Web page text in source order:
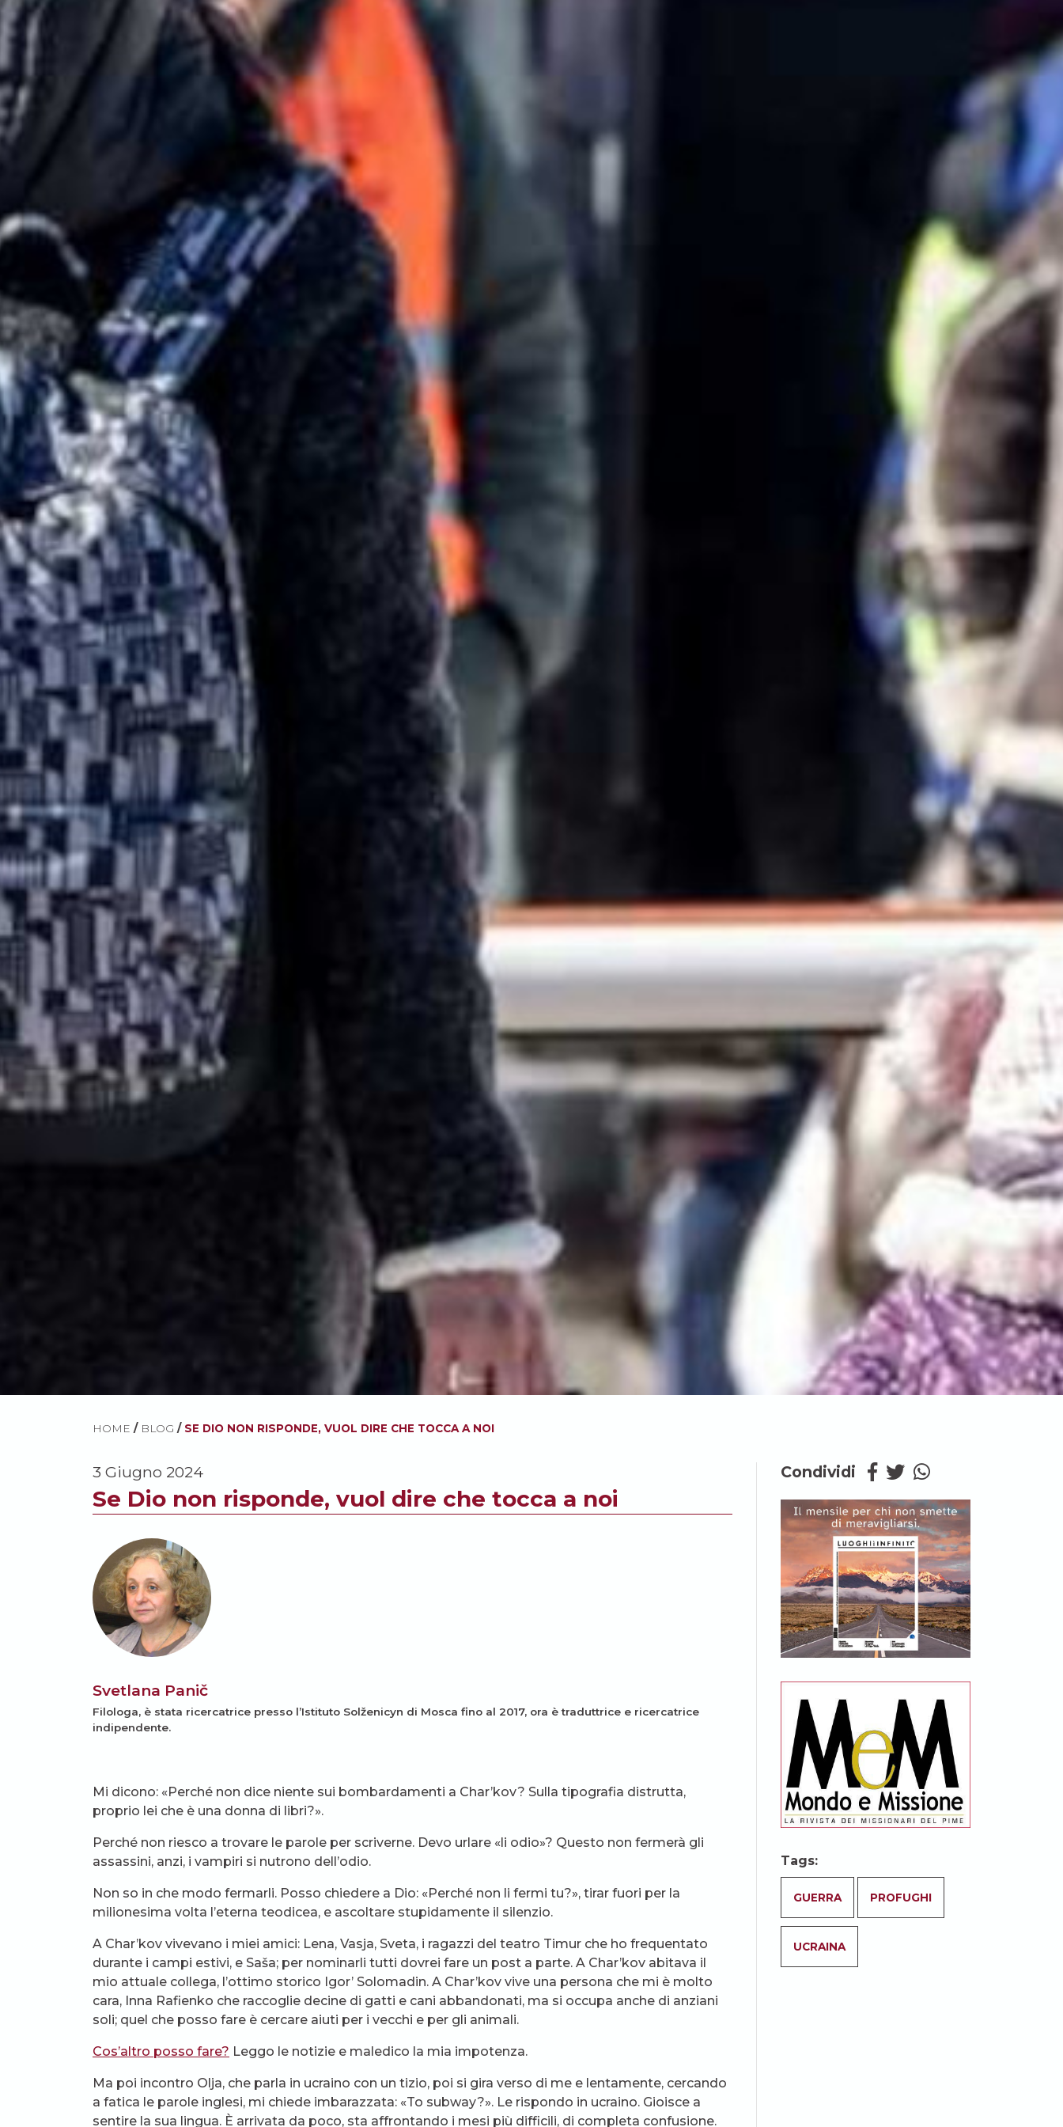
HOME / BLOG / SE DIO NON RISPONDE, VUOL DIRE CHE TOCCA A NOI
3 Giugno 2024
Se Dio non risponde, vuol dire che tocca a noi
Svetlana Panič
Filologa, è stata ricercatrice presso l’Istituto Solženicyn di Mosca fino al 2017, ora è traduttrice e ricercatrice
indipendente.
Mi dicono: «Perché non dice niente sui bombardamenti a Char’kov? Sulla tipografia distrutta,
proprio lei che è una donna di libri?».
Perché non riesco a trovare le parole per scriverne. Devo urlare «li odio»? Questo non fermerà gli
assassini, anzi, i vampiri si nutrono dell’odio.
Non so in che modo fermarli. Posso chiedere a Dio: «Perché non li fermi tu?», tirar fuori per la
milionesima volta l’eterna teodicea, e ascoltare stupidamente il silenzio.
A Char’kov vivevano i miei amici: Lena, Vasja, Sveta, i ragazzi del teatro Timur che ho frequentato
durante i campi estivi, e Saša; per nominarli tutti dovrei fare un post a parte. A Char’kov abitava il
mio attuale collega, l’ottimo storico Igor’ Solomadin. A Char’kov vive una persona che mi è molto
cara, Inna Rafienko che raccoglie decine di gatti e cani abbandonati, ma si occupa anche di anziani
soli; quel che posso fare è cercare aiuti per i vecchi e per gli animali.
Cos’altro posso fare? Leggo le notizie e maledico la mia impotenza.
Ma poi incontro Olja, che parla in ucraino con un tizio, poi si gira verso di me e lentamente, cercando
a fatica le parole inglesi, mi chiede imbarazzata: «To subway?». Le rispondo in ucraino. Gioisce a
sentire la sua lingua. È arrivata da poco, sta affrontando i mesi più difficili, di completa confusione.
Condividi
Tags:
GUERRA PROFUGHI
UCRAINA